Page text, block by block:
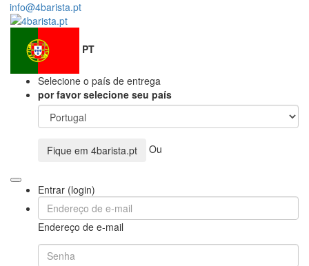
info@4barista.pt
PT
Selecione o país de entrega
por favor selecione seu país
Fique em 4barista.pt Ou
Entrar (login)
Endereço de e-mail